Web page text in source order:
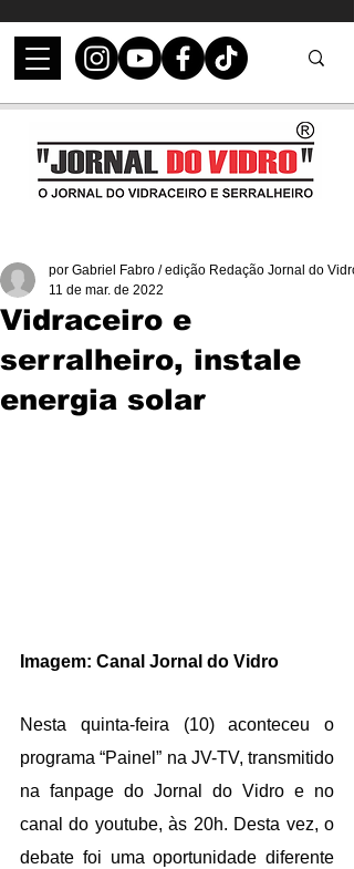
Vidraceiro e
serralheiro, instale
energia solar
por Gabriel Fabro / edição Redação Jornal do Vidro
11 de mar. de 2022
Imagem: Canal Jornal do Vidro
Nesta quinta-feira (10) aconteceu o
programa “Painel” na JV-TV, transmitido
na fanpage do Jornal do Vidro e no
canal do youtube, às 20h. Desta vez, o
debate foi uma oportunidade diferente